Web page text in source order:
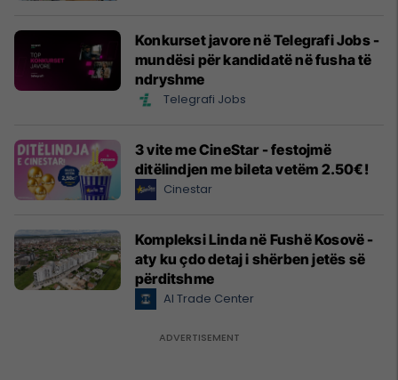
Konkurset javore në Telegrafi Jobs -
mundësi për kandidatë në fusha të
ndryshme
Telegrafi Jobs
3 vite me CineStar - festojmë
ditëlindjen me bileta vetëm 2.50€!
Cinestar
Kompleksi Linda në Fushë Kosovë -
aty ku çdo detaj i shërben jetës së
përditshme
Al Trade Center